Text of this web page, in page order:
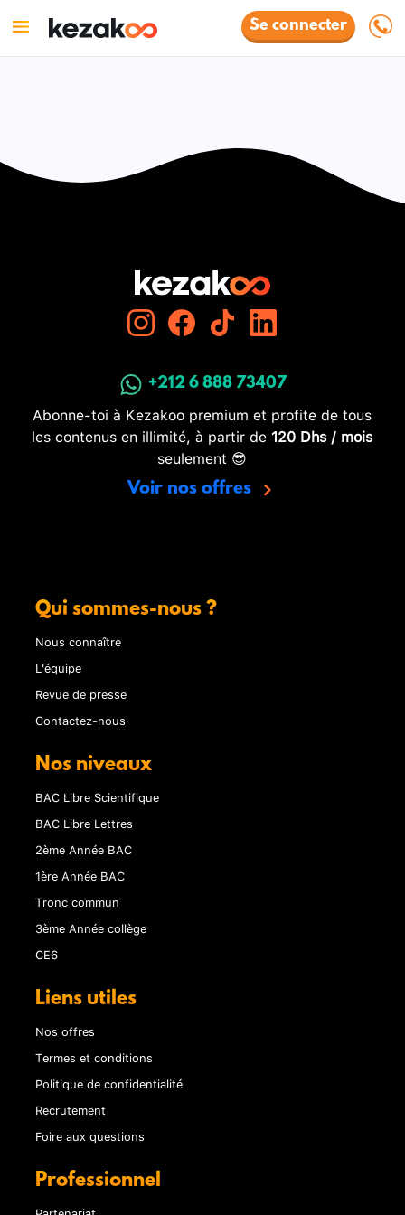
Se connecter
+212 6 888 73407
Abonne-toi à Kezakoo premium et profite de tous
les contenus en illimité, à partir de 120 Dhs / mois
seulement 😎
Voir nos offres
Qui sommes-nous ?
Nous connaître
L'équipe
Revue de presse
Contactez-nous
Nos niveaux
BAC Libre Scientifique
BAC Libre Lettres
2ème Année BAC
1ère Année BAC
Tronc commun
3ème Année collège
CE6
Liens utiles
Nos offres
Termes et conditions
Politique de confidentialité
Recrutement
Foire aux questions
Professionnel